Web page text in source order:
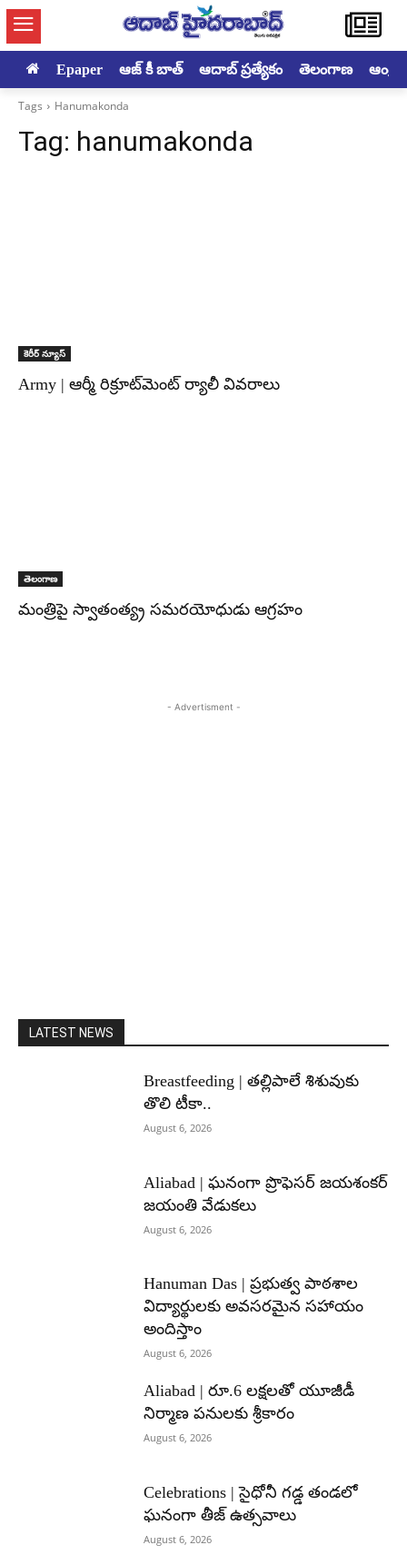
Epaper ఆజ్ కీ బాత్ ఆదాబ్ ప్రత్యేకం తెలంగాణ
Tags Hanumakonda
Tag: hanumakonda
కెరీర్ న్యూస్
Army | ఆర్మీ రిక్రూట్‌మెంట్ ర్యాలీ వివరాలు
తెలంగాణ
మంత్రిపై స్వాతంత్య్ర సమరయోధుడు ఆగ్రహం
- Advertisment -
LATEST NEWS
Breastfeeding | తల్లిపాలే శిశువుకు
తొలి టీకా..
August 6, 2026
Aliabad | ఘనంగా ప్రొఫెసర్ జయశంకర్
జయంతి వేడుకలు
August 6, 2026
Hanuman Das | ప్రభుత్వ పాఠశాల
విద్యార్థులకు అవసరమైన సహాయం
అందిస్తాం
August 6, 2026
Aliabad | రూ.6 లక్షలతో యూజీడీ
నిర్మాణ పనులకు శ్రీకారం
August 6, 2026
Celebrations | సైధోనీ గడ్డ తండలో
ఘనంగా తీజ్ ఉత్సవాలు
August 6, 2026